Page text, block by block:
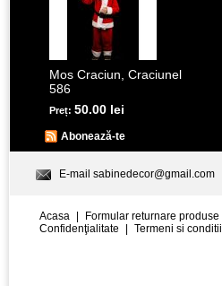
Mos Craciun, Craciunel
586
Preț: 50.00 lei
Abonează-te
E-mail sabinedecor@gmail.com
Acasa Formular returnare produse
Confidenţialitate
Termeni si conditii